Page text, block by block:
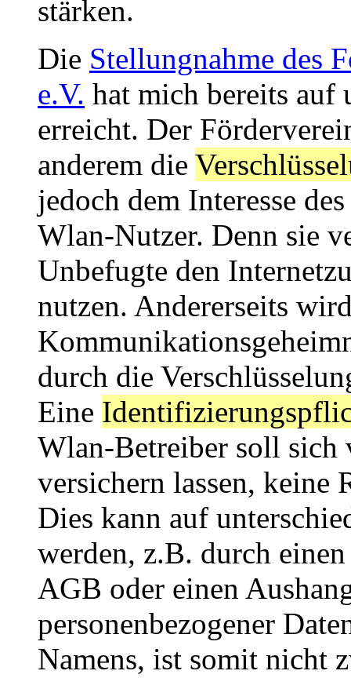
stärken.
Die Stellungnahme des
e.V. hat mich bereits auf
erreicht. Der
anderem die
jedoch dem Interesse
Wlan-Nutzer. Denn sie
Unbefugte den
nutzen. Andererseits
durch die
Eine
Wlan-Betreiber soll
versichern lassen, keine
Dies kann auf
werden, z.B. durch
AGB oder einen
personenbezogener
Namens, ist somit nicht